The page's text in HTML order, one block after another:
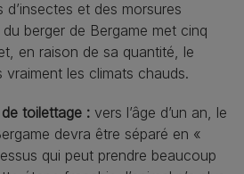
d’insectes et des morsures
du berger de Bergame met cinq
en raison de sa quantité, le
les climats chauds.
toilettage : vers l’âge d’un an, le
devra être séparé en «
qui peut prendre beaucoup